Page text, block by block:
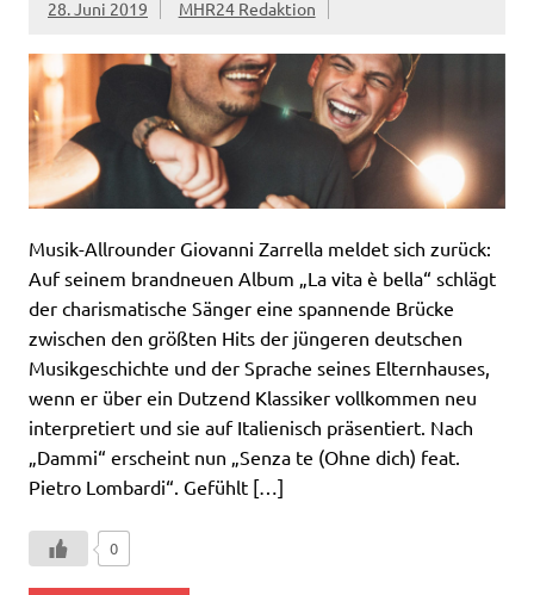
28. Juni 2019 MHR24 Redaktion
Musik-Allrounder Giovanni Zarrella meldet sich zurück:
Auf seinem brandneuen Album „La vita è bella“ schlägt
der charismatische Sänger eine spannende Brücke
zwischen den größten Hits der jüngeren deutschen
Musikgeschichte und der Sprache seines Elternhauses,
wenn er über ein Dutzend Klassiker vollkommen neu
interpretiert und sie auf Italienisch präsentiert. Nach
„Dammi“ erscheint nun „Senza te (Ohne dich) feat.
Pietro Lombardi“. Gefühlt […]
0